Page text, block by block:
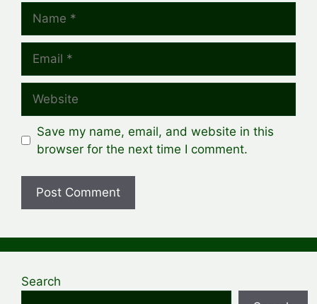
Save my name, email, and website in this
browser for the next time I comment.
Search